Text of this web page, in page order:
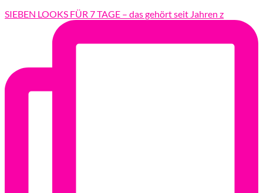
SIEBEN LOOKS FÜR 7 TAGE – das gehört seit Jahren z